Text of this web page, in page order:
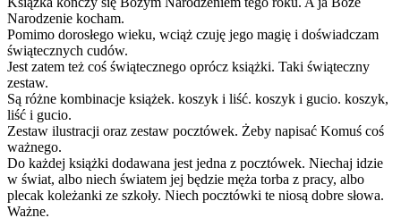
Narodzenie kocham.
Pomimo dorosłego wieku, wciąż czuję jego magię i doświadczam
świątecznych cudów.
Jest zatem też coś świątecznego oprócz książki. Taki świąteczny
zestaw.
Są różne kombinacje książek. koszyk i liść. koszyk i gucio. koszyk,
liść i gucio.
Zestaw ilustracji oraz zestaw pocztówek. Żeby napisać Komuś coś
ważnego.
Do każdej książki dodawana jest jedna z pocztówek. Niechaj idzie
w świat, albo niech światem jej będzie męża torba z pracy, albo
plecak koleżanki ze szkoły. Niech pocztówki te niosą dobre słowa.
Ważne.